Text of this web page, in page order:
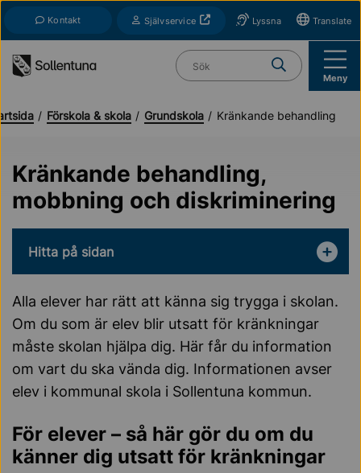
Kontakt SjälvserviceÖppnas i nytt fönsterLyssna Translate
Vad söker du?
Meny
Förskola & skola Grundskola Kränkande behandling
Kränkande behandling,
mobbning och diskriminering
Hitta på sidan
Alla elever har rätt att känna sig trygga i skolan.
Om du som är elev blir utsatt för kränkningar
måste skolan hjälpa dig. Här får du information
om vart du ska vända dig. Informationen avser
elev i kommunal skola i Sollentuna kommun.
För elever – så här gör du om du
känner dig utsatt för kränkningar